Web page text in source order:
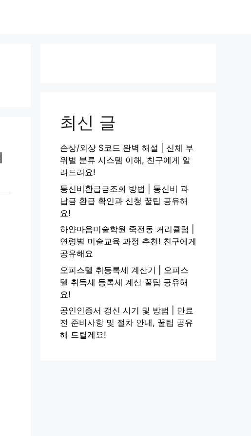
최신 글
손상/외상 S코드 완벽 해설 | 신체 부
위별 분류 시스템 이해, 친구에게 알
려드려요!
통신비환급금조회 방법 | 통신비 과
납금 환급 확인과 신청 꿀팁 공유해
요!
하얀마음미술학원 죽전동 커리큘럼 |
연령별 미술교육 과정 추천! 친구에게
공유해요
오피스텔 취등록세 계산기 | 오피스
텔 취득세 등록세 계산 꿀팁 공유해
요!
공인인증서 갱신 시기 및 방법 | 만료
전 준비사항 및 절차 안내, 꿀팁 공유
해 드릴게요!